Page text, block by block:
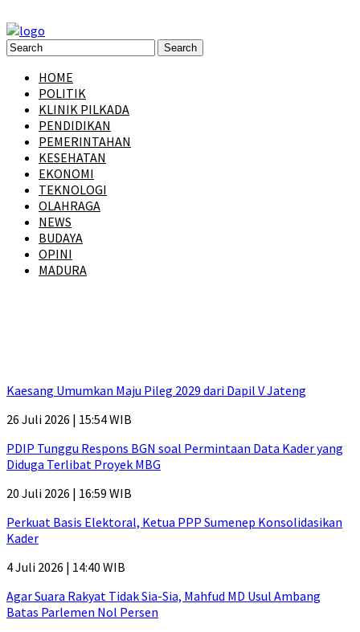
HOME
POLITIK
KLINIK PILKADA
PENDIDIKAN
PEMERINTAHAN
KESEHATAN
EKONOMI
TEKNOLOGI
OLAHRAGA
NEWS
BUDAYA
OPINI
MADURA
Kaesang Umumkan Maju Pileg 2029 dari Dapil V Jateng
26 Juli 2026 | 15:54 WIB
PDIP Tunggu Respons BGN soal Permintaan Data Kader yang
Diduga Terlibat Proyek MBG
20 Juli 2026 | 16:59 WIB
Perkuat Basis Elektoral, Ketua PPP Sumenep Konsolidasikan
Kader
4 Juli 2026 | 14:40 WIB
Agar Suara Rakyat Tidak Sia-Sia, Mahfud MD Usul Ambang
Batas Parlemen Nol Persen